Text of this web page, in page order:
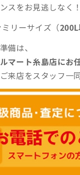
スをお見逃しなく
リーサイズ（
備は、
マート糸島店にお
来店をスタッフ一